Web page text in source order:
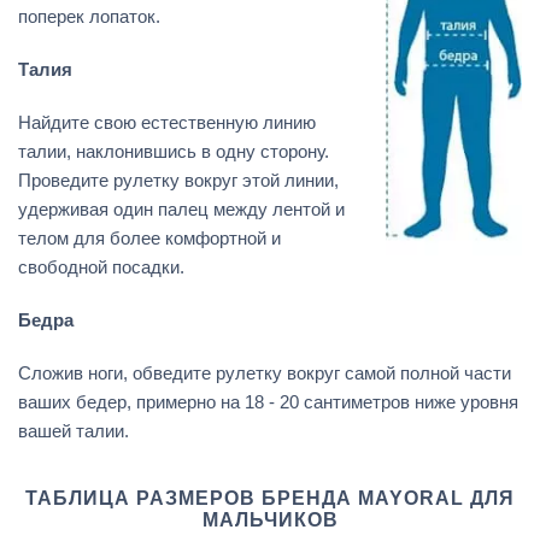
поперек лопаток.
Талия
Найдите свою естественную линию
талии, наклонившись в одну сторону.
Проведите рулетку вокруг этой линии,
удерживая один палец между лентой и
телом для более комфортной и
свободной посадки.
Бедра
Сложив ноги, обведите рулетку вокруг самой полной части
ваших бедер, примерно на 18 - 20 сантиметров ниже уровня
вашей талии.
ТАБЛИЦА РАЗМЕРОВ БРЕНДА MAYORAL ДЛЯ
МАЛЬЧИКОВ